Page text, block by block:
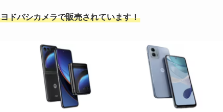
ヨドバシカメラで販売されています！